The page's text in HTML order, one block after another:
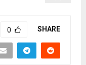
SHARE
0